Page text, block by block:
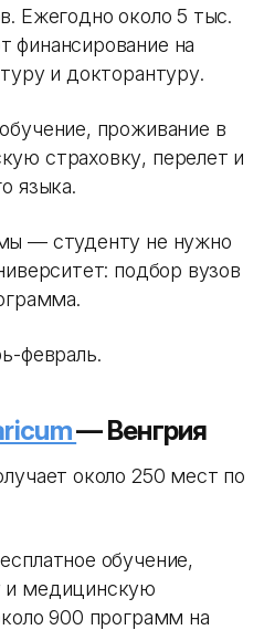
Ежегодно около 5 тыс.
финансирование на
и докторантуру.
проживание в
страховку, перелет и
языка.
— студенту не нужно
подбор вузов
февраль.
— Венгрия
около 250 мест по
обучение,
и медицинскую
900 программ на